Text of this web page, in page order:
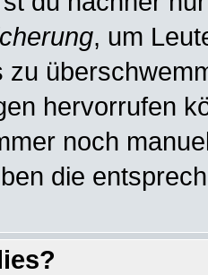
, um
zu
hervorrufen
noch
die